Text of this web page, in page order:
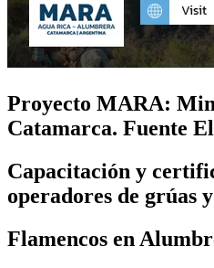
Proyecto MARA:
Catamarca. Fuente
Capacitación y
operadores de grúas
Flamencos en